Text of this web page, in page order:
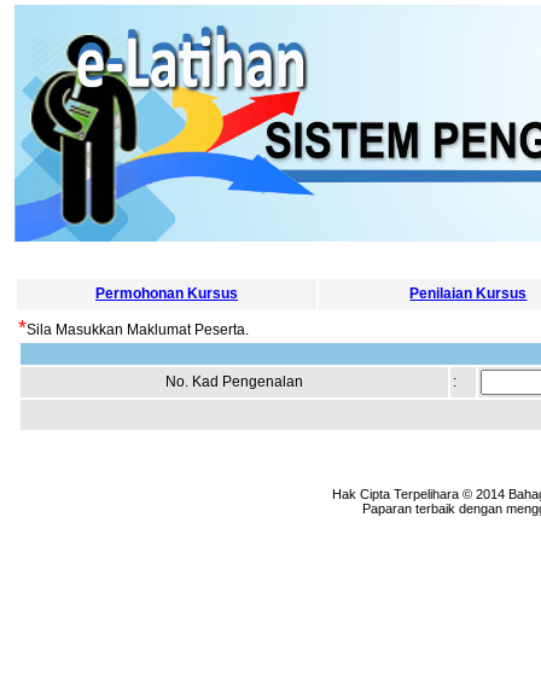
Permohonan Kursus Penilaian Kursus
*Sila Masukkan Maklumat Peserta.
No. Kad Pengenalan :
Hak Cipta Terpelihara © 2014
Paparan terbaik dengan